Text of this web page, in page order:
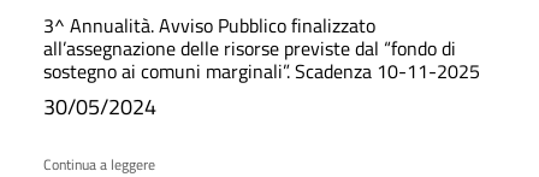
risorse previste dal “Fondo di
sostegno ai comuni marginali”.
3^ Annualità. Avviso Pubblico finalizzato
all’assegnazione delle risorse previste dal “fondo di
sostegno ai comuni marginali”. Scadenza 10-11-2025
30/05/2024
Continua a leggere